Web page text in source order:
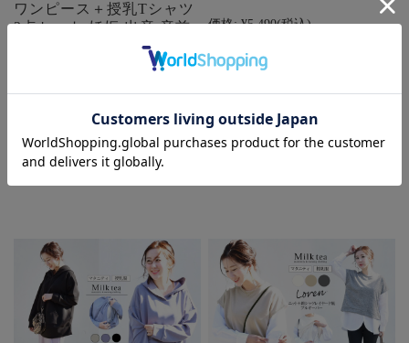
ワンピース＋授乳Tシャツ
2点セット 妊娠 出産 産前
産後 妊婦 Milk tea ミルク
価格: ¥7,990(税込)
価格: ¥5,490(税込)
在庫 ×